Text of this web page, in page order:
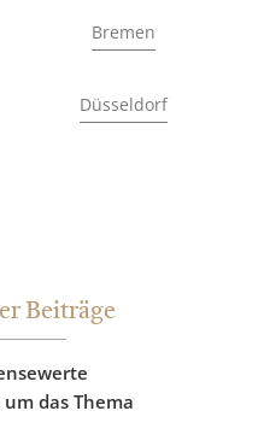
Bremen
Düsseldorf
Beiträge
das Thema